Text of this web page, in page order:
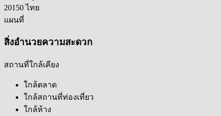
20150 ไทย
แผนที่
สิ่งอำนวยความสะดวก
สถานที่ใกล้เคียง
ใกล้ตลาด
ใกล้สถานที่ท่องเที่ยว
ใกล้ห้าง